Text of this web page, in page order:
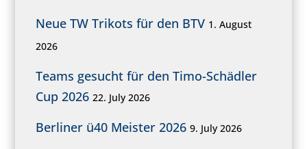
Neue TW Trikots für den BTV 1. August
2026
Teams gesucht für den Timo-Schädler
Cup 2026 22. July 2026
Berliner ü40 Meister 2026 9. July 2026